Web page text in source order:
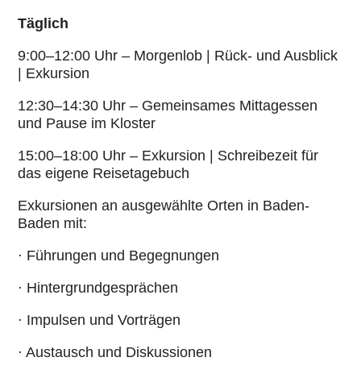
Täglich
9:00–12:00 Uhr – Mor­gen­lob | Rück- und Ausblick
| Exkur­sion
12:30–14:30 Uhr – Gemein­sa­mes Mit­tag­essen
und Pause im Kloster
15:00–18:00 Uhr – Exkur­sion | Schrei­be­zeit für
das eigene Rei­se­ta­ge­buch
Exkur­sio­nen an aus­ge­wählte Orten in Baden-
Baden mit:
· Führungen und Begeg­nun­gen
· Hin­ter­grund­ge­sprä­chen
· Impulsen und Vor­trä­gen
· Aus­tausch und Dis­kus­sio­nen